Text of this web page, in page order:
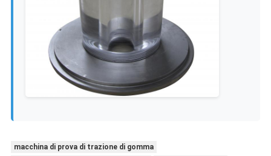
macchina di prova di trazione di gomma